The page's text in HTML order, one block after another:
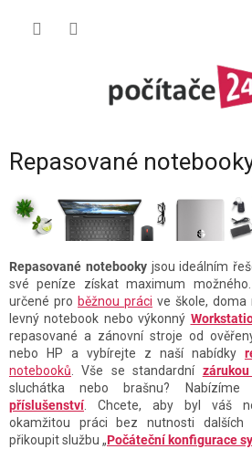
Repasované
Repasované notebookyjsou ideálním
své peníze získat maximum
určené pro běžnou práci ve škole, doma
levný notebook nebo výkonný
repasované a zánovní stroje od
nebo HP a vybírejte z naší nabídky
notebooků . Vše se standardní
sluchátka nebo brašnu?
příslušenství. Chcete, aby byl váš
okamžitou práci bez nutnosti dalších
přikoupit službu „Počáteční konfigurace